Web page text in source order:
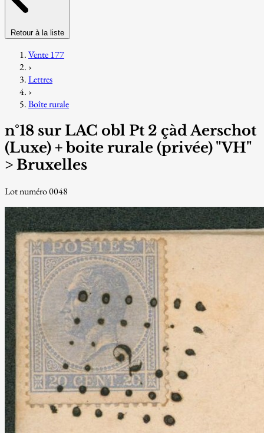
Retour à la liste
Vente 177
›
Lettres
›
Boîte rurale
n°18 sur LAC obl Pt 2 çàd Aerschot
(Luxe) + boite rurale (privée) "VH"
> Bruxelles
Lot numéro 0048